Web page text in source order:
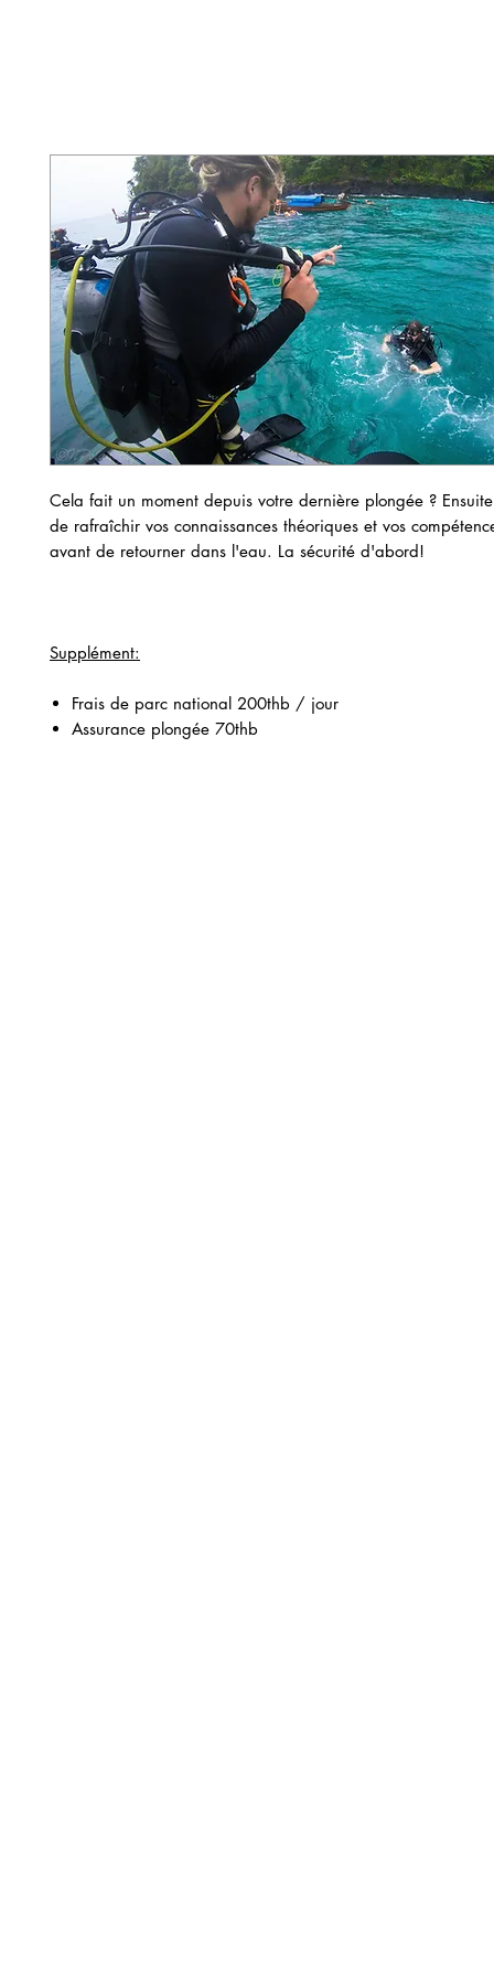
Cela fait un moment depuis votre dernière plongée ?
de rafraîchir vos connaissances théoriques et vos
avant de retourner dans l'eau. La sécurité d'abord!
Supplément:
Frais de parc national 200thb / jour
Assurance plongée 70thb